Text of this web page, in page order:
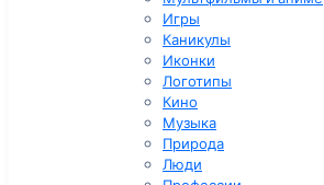
Игры
Каникулы
Иконки
Логотипы
Кино
Музыка
Природа
Люди